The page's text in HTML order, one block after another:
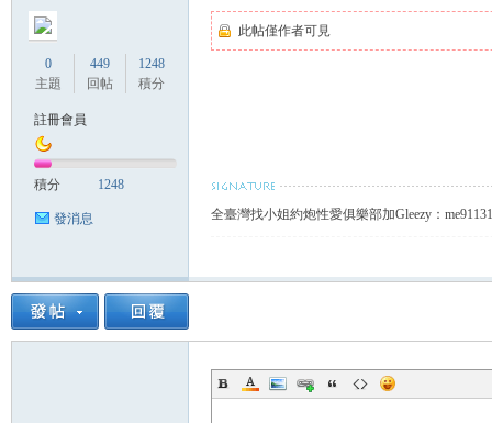
0
主題
449
回帖
1248
積分
註冊會員
積分 1248
發消息
此帖僅作者可見
全臺灣找小姐約炮性愛俱樂部加Gleezy：